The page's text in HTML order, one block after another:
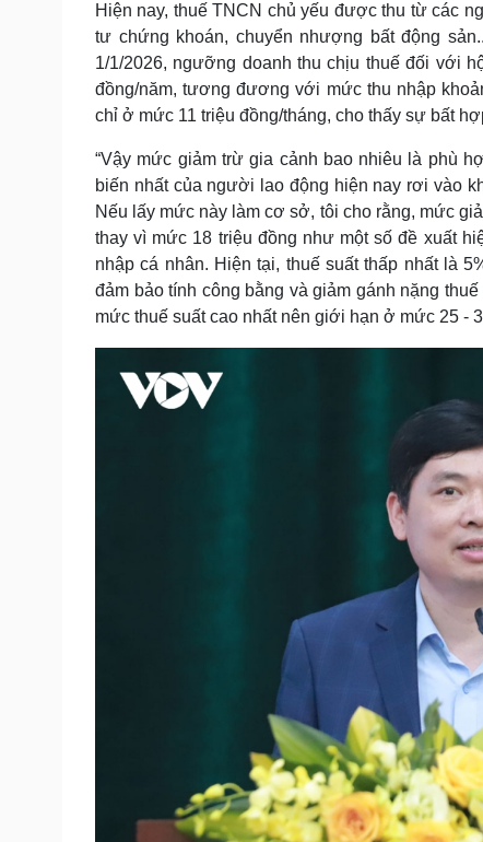
Hiện nay, thuế TNCN chủ yếu được thu từ các
tư chứng khoán, chuyển nhượng bất động
1/1/2026, ngưỡng doanh thu chịu thuế đối với
đồng/năm, tương đương với mức thu nhập
chỉ ở mức 11 triệu đồng/tháng, cho thấy sự bất
“Vậy mức giảm trừ gia cảnh bao nhiêu là phù
biến nhất của người lao động hiện nay rơi vào
Nếu lấy mức này làm cơ sở, tôi cho rằng, mức
thay vì mức 18 triệu đồng như một số đề xuất
nhập cá nhân. Hiện tại, thuế suất thấp nhất là
đảm bảo tính công bằng và giảm gánh nặng
mức thuế suất cao nhất nên giới hạn ở mức 25 -